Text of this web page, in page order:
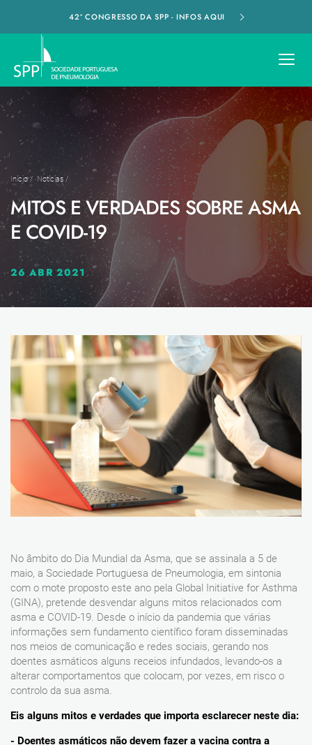
42º CONGRESSO DA SPP - INFOS AQUI
Início/ Notícias /
MITOS E VERDADES SOBRE ASMA
E COVID-19
26 ABR 2021
No âmbito do Dia Mundial da Asma, que se assinala a 5 de
maio, a Sociedade Portuguesa de Pneumologia, em sintonia
com o mote proposto este ano pela Global Initiative for Asthma
(GINA), pretende desvendar alguns mitos relacionados com
asma e COVID-19. Desde o início da pandemia que várias
informações sem fundamento científico foram disseminadas
nos meios de comunicação e redes sociais, gerando nos
doentes asmáticos alguns receios infundados, levando-os a
alterar comportamentos que colocam, por vezes, em risco o
controlo da sua asma.
Eis alguns mitos e verdades que importa esclarecer neste dia:
- Doentes asmáticos não devem fazer a vacina contra a